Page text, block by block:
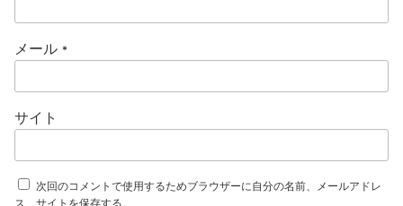
メール *
サイト
次回のコメントで使用するためブラウザーに自分の名前、メールアドレ
ス、サイトを保存する。